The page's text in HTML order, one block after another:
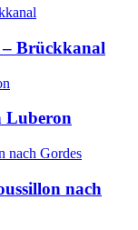
Brückkanal
Luberon
nach